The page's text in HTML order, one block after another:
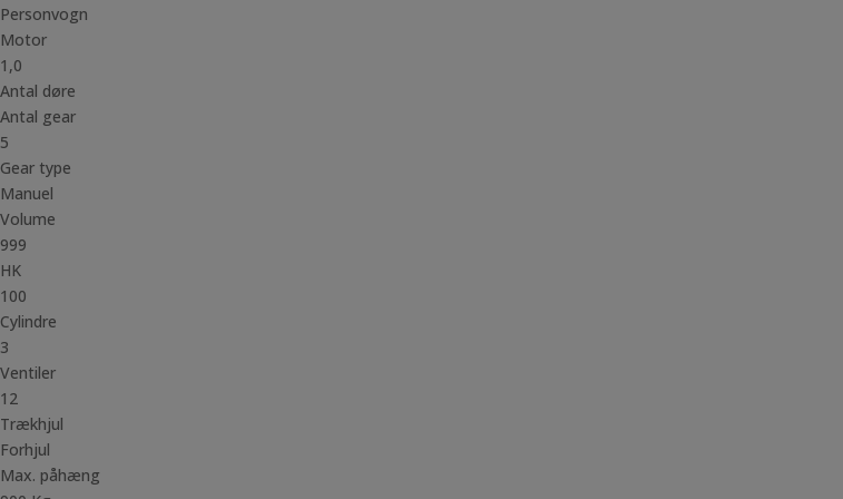
Personvogn
Motor
1,0
Antal døre
Antal gear
5
Gear type
Manuel
Volume
999
HK
100
Cylindre
3
Ventiler
12
Trækhjul
Forhjul
Max. påhæng